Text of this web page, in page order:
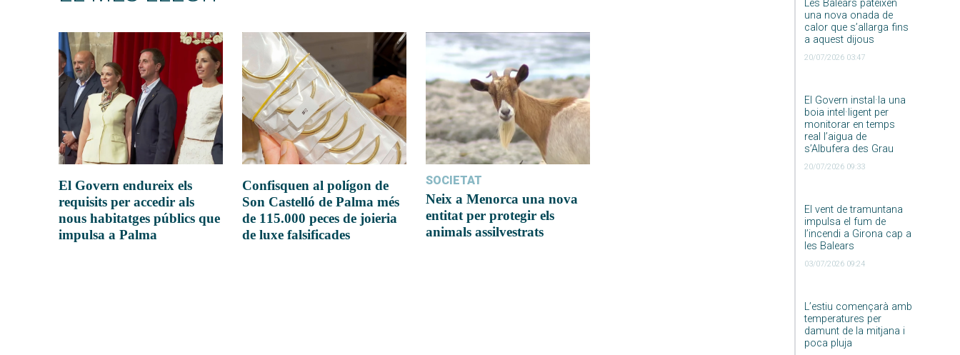
Les Balears pateixen
una nova onada de
calor que s’allarga fins
a aquest dijous
20/07/2026 03:47
El Govern instal·la una
boia intel·ligent per
monitorar en temps
real l’aigua de
s’Albufera des Grau
20/07/2026 09:33
El vent de tramuntana
impulsa el fum de
l’incendi a Girona cap a
les Balears
03/07/2026 09:24
L’estiu començarà amb
temperatures per
damunt de la mitjana i
poca pluja
El Govern endureix els
requisits per accedir als
nous habitatges públics que
impulsa a Palma
Confisquen al polígon de
Son Castelló de Palma més
de 115.000 peces de joieria
de luxe falsificades
SOCIETAT
Neix a Menorca una nova
entitat per protegir els
animals assilvestrats